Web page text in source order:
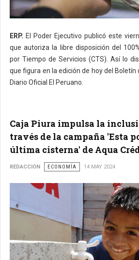
ERP. El Poder Ejecutivo publicó este
que autoriza la libre disposición del
por Tiempo de Servicios (CTS). Así lo
que figura en la edición de hoy del Boletín
Diario Oficial El Peruano.
Caja Piura impulsa la
través de la campaña 'Esta
última cisterna' de Aqua
REDACCIÓN ECONOMÍA 14 MAY 2024